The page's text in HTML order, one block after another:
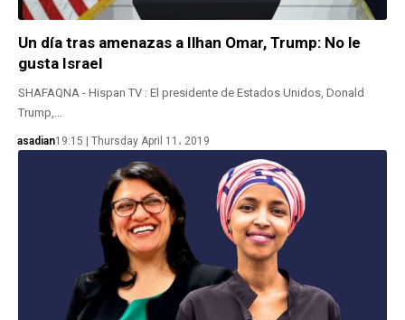
Un día tras amenazas a Ilhan Omar, Trump: No le
gusta Israel
SHAFAQNA - Hispan TV : El presidente de Estados Unidos, Donald
Trump,…
asadian19:15 | Thursday April 11، 2019